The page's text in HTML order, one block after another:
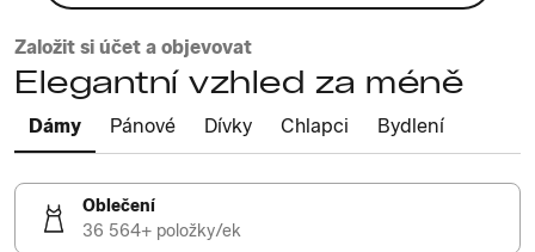
Založit si účet a objevovat
Elegantní vzhled za méně
Dámy Pánové Dívky Chlapci Bydlení
Oblečení
36 564+ položky/ek